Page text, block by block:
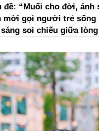
“Muối cho đời, ánh
mời gọi người trẻ
soi chiếu giữa